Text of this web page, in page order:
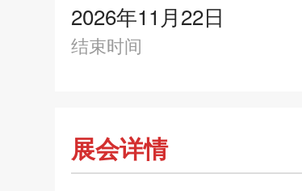
2026年11月22日
结束时间
展会详情